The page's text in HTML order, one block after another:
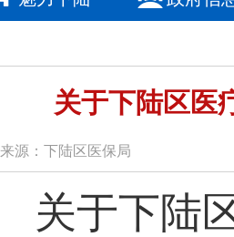
关于下陆区医
来源：下陆区医保局
关于下陆